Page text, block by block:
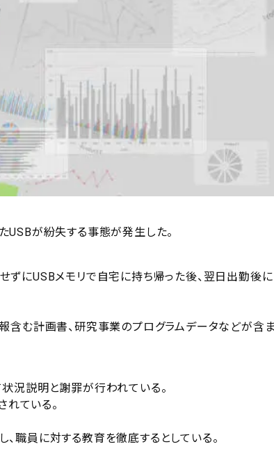
USBが紛失する事態が発生した。
ずにUSBメモリで自宅に持ち帰った後、翌日出勤後に
含む計画書、研究事業のプログラムデータなどが含ま
況説明と謝罪が行われている。
れている。
職員に対する教育を徹底するとしている。